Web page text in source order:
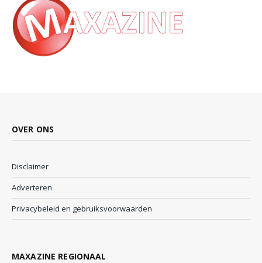
OVER ONS
Disclaimer
Adverteren
Privacybeleid en gebruiksvoorwaarden
MAXAZINE REGIONAAL